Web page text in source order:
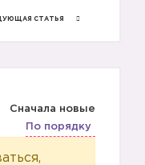
СТАТЬЯ
Сначала новые
По порядку